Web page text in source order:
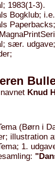
1983(1-3).
Bogklub;
sær.
Knud
(Børn i
illustration
1.